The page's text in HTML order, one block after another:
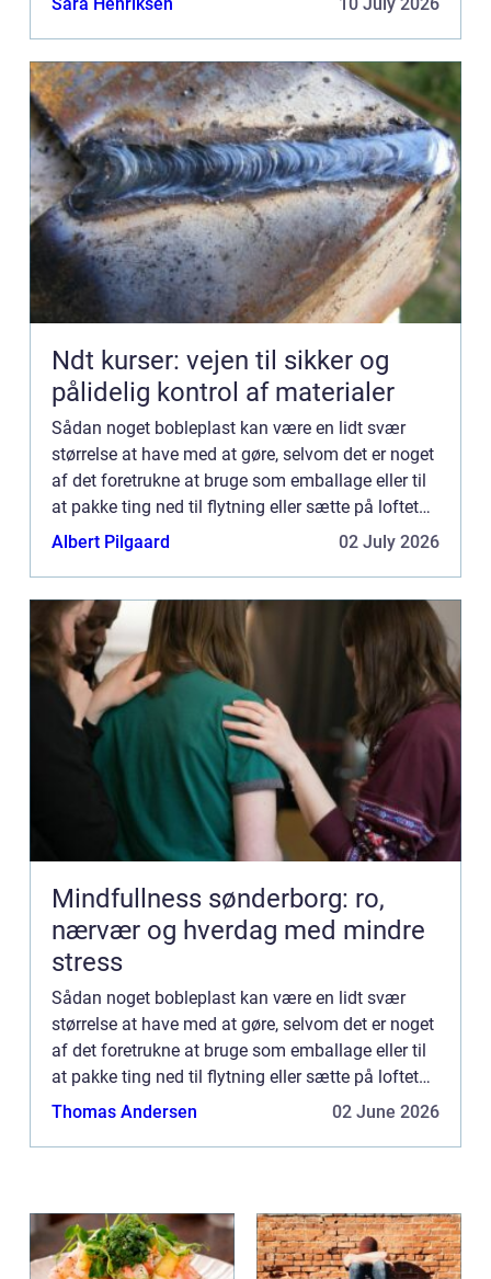
Ndt kurser: vejen til sikker og
pålidelig kontrol af materialer
Sådan noget bobleplast kan være en lidt svær
størrelse at have med at gøre, selvom det er noget
af det foretrukne at bruge som emballage eller til
at pakke ting ned til flytning eller sætte på loftet
og lig...
Albert Pilgaard 02 July 2026
Mindfullness sønderborg: ro,
nærvær og hverdag med mindre
stress
Sådan noget bobleplast kan være en lidt svær
størrelse at have med at gøre, selvom det er noget
af det foretrukne at bruge som emballage eller til
at pakke ting ned til flytning eller sætte på loftet
og lig...
Thomas Andersen 02 June 2026